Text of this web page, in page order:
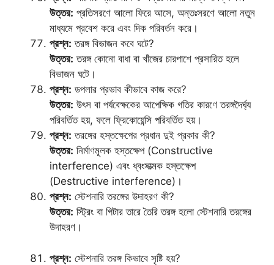
উত্তর: প্রতিসরণে আলো ফিরে আসে, অন্তঃসরণে আলো নতুন
মাধ্যমে প্রবেশ করে এবং দিক পরিবর্তন করে।
প্রশ্ন: তরঙ্গ বিভাজন কবে ঘটে?
উত্তর: তরঙ্গ কোনো বাধা বা খাঁজের চারপাশে প্রসারিত হলে
বিভাজন ঘটে।
প্রশ্ন: ডপলার প্রভাব কীভাবে কাজ করে?
উত্তর: উৎস বা পর্যবেক্ষকের আপেক্ষিক গতির কারণে তরঙ্গদৈর্ঘ্য
পরিবর্তিত হয়, ফলে ফ্রিকোয়েন্সি পরিবর্তিত হয়।
প্রশ্ন: তরঙ্গের হস্তক্ষেপের প্রধান দুই প্রকার কী?
উত্তর: নির্মাণমূলক হস্তক্ষেপ (Constructive
interference) এবং ধ্বংসাত্মক হস্তক্ষেপ
(Destructive interference)।
প্রশ্ন: স্টেশনারি তরঙ্গের উদাহরণ কী?
উত্তর: স্ট্রিং বা গিটার তারে তৈরি তরঙ্গ হলো স্টেশনারি তরঙ্গের
উদাহরণ।
প্রশ্ন: স্টেশনারি তরঙ্গ কিভাবে সৃষ্টি হয়?